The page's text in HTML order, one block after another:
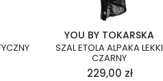
YOU BY TOKARSKA
SZAL ETOLA ALPAKA LEKKI
CZARNY
229,00 zł